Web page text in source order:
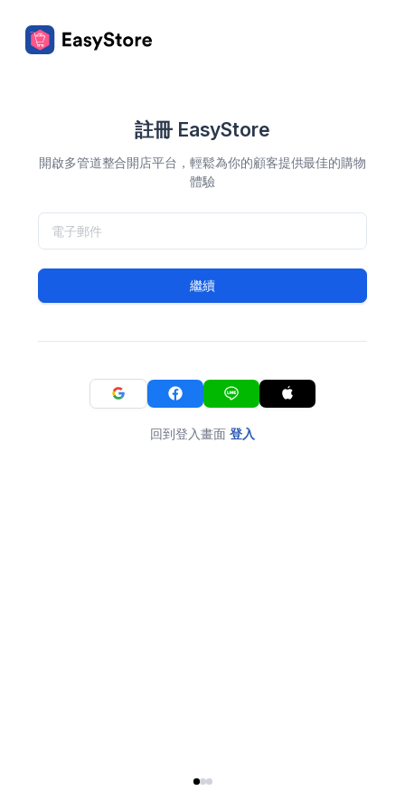
註冊 EasyStore
開啟多管道整合開店平台，輕鬆為你的顧客提供最佳的購物
體驗
繼續
回到登入畫面 登入